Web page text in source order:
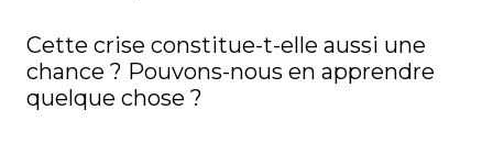
Cette crise constitue-t-elle aussi une
chance ? Pouvons-nous en apprendre
quelque chose ?